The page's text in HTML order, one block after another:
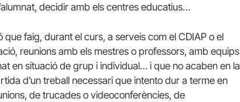
decidir amb els centres educatius…
faig, durant el curs, a serveis com el CDIAP o el
reunions amb els mestres o professors, amb equips
en situació de grup i individual… i que no acaben en la
d’un treball necessari que intento dur a terme en
de trucades o videoconferències, de